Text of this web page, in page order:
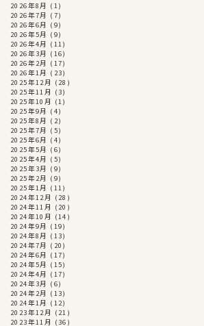
2026年8月 (1)
2026年7月 (7)
2026年6月 (9)
2026年5月 (9)
2026年4月 (11)
2026年3月 (16)
2026年2月 (17)
2026年1月 (23)
2025年12月 (28)
2025年11月 (3)
2025年10月 (1)
2025年9月 (4)
2025年8月 (2)
2025年7月 (5)
2025年6月 (4)
2025年5月 (6)
2025年4月 (5)
2025年3月 (9)
2025年2月 (9)
2025年1月 (11)
2024年12月 (28)
2024年11月 (20)
2024年10月 (14)
2024年9月 (19)
2024年8月 (13)
2024年7月 (20)
2024年6月 (17)
2024年5月 (15)
2024年4月 (17)
2024年3月 (6)
2024年2月 (13)
2024年1月 (12)
2023年12月 (21)
2023年11月 (36)